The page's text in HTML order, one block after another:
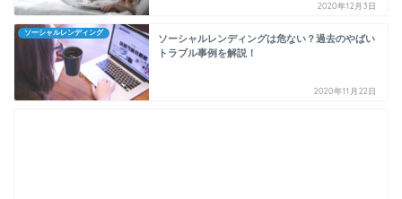
2020年12月3日
ソーシャルレンディング
ソーシャルレンディングは危ない？過去のやばい
トラブル事例を解説！
2020年11月22日